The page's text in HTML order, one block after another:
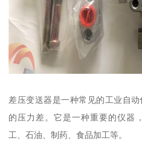
差压变送器是一种常见的工业自
的压力差。它是一种重要的仪器
工、石油、制药、食品加工等。